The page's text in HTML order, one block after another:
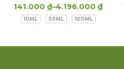
141.000 ₫–4.196.000 ₫
10ML 50ML 100ML